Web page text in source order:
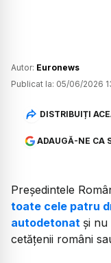
Autor: Euronews
Publicat la: 05/06/2026
DISTRIBUIȚI
ADAUGĂ-NE CA
Președintele
toate cele patru
autodetonat și
cetățenii români